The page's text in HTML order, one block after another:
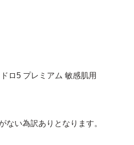
ロ5 プレミアム 敏感肌用
い為訳ありとなります。